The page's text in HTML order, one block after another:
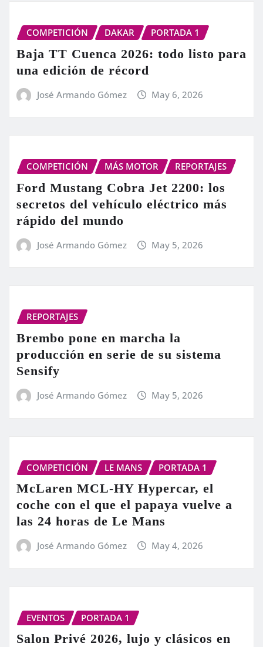
COMPETICIÓN DAKAR PORTADA 1
Baja TT Cuenca 2026: todo listo para
una edición de récord
José Armando Gómez May 6, 2026
COMPETICIÓN MÁS MOTOR REPORTAJES
Ford Mustang Cobra Jet 2200: los
secretos del vehículo eléctrico más
rápido del mundo
José Armando Gómez May 5, 2026
REPORTAJES
Brembo pone en marcha la
producción en serie de su sistema
Sensify
José Armando Gómez May 5, 2026
COMPETICIÓN LE MANS PORTADA 1
McLaren MCL-HY Hypercar, el
coche con el que el papaya vuelve a
las 24 horas de Le Mans
José Armando Gómez May 4, 2026
EVENTOS PORTADA 1
Salon Privé 2026, lujo y clásicos en